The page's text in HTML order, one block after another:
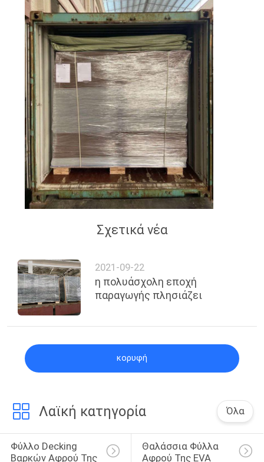
PRIVACY
POLICY
Σχετικά νέα
2021-09-22
η πολυάσχολη εποχή
παραγωγής πλησιάζει
κορυφή
Λαϊκή κατηγορία Όλα
Φύλλο Decking
Βαρκών Αφρού Της
Θαλάσσια Φύλλα
Αφρού Της EVA